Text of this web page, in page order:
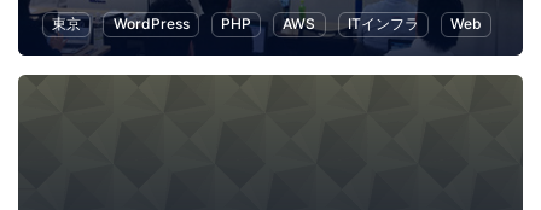
東京
WordPress PHP AWS ITインフラ Web